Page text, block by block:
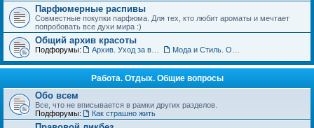
Парфюмерные распивы
Совместные покупки парфюма. Для тех, кто любит ароматы и мечтает
попробовать все духи мира :)
Общий архив красоты
Подфорумы:
Работа. Отдых. Общие вопросы
Обо всем
Все, что не вписывается в рамки других разделов.
Подфорумы:
Как страшно жить